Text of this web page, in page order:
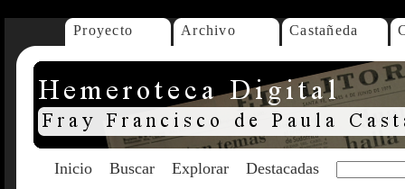
Proyecto Archivo Castañeda
Inicio Buscar Explorar Destacadas